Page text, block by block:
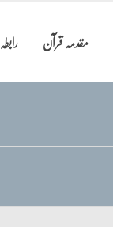
مقدمہ قرآن
رابطہ